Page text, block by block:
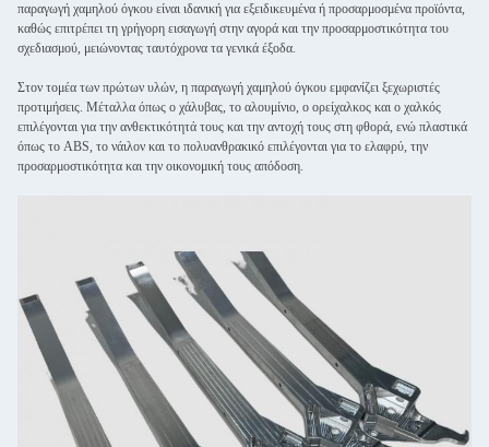
παραγωγή χαμηλού όγκου είναι ιδανική για εξειδικευμένα ή προσαρμοσμένα προϊόντα,
καθώς επιτρέπει τη γρήγορη εισαγωγή στην αγορά και την προσαρμοστικότητα του
σχεδιασμού, μειώνοντας ταυτόχρονα τα γενικά έξοδα.
Στον τομέα των πρώτων υλών, η παραγωγή χαμηλού όγκου εμφανίζει ξεχωριστές
προτιμήσεις. Μέταλλα όπως ο χάλυβας, το αλουμίνιο, ο ορείχαλκος και ο χαλκός
επιλέγονται για την ανθεκτικότητά τους και την αντοχή τους στη φθορά, ενώ πλαστικά
όπως το ABS, το νάιλον και το πολυανθρακικό επιλέγονται για το ελαφρύ, την
προσαρμοστικότητα και την οικονομική τους απόδοση.